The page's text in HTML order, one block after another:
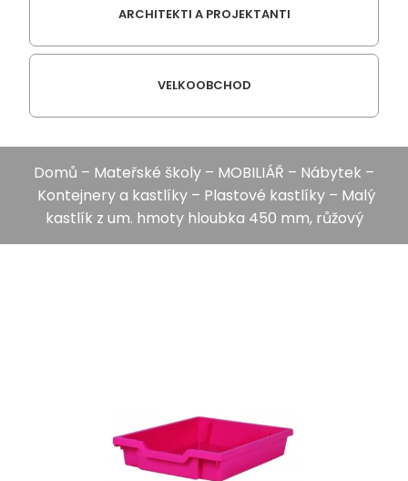
ARCHITEKTI A PROJEKTANTI
VELKOOBCHOD
Domů – Mateřské školy – MOBILIÁŘ – Nábytek –
Kontejnery a kastlíky– Plastové kastlíky– Malý
kastlík z um. hmoty hloubka 450 mm, růžový